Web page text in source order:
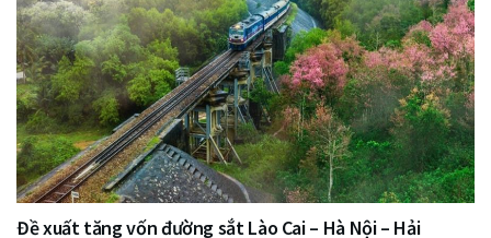
Đề xuất tăng vốn đường sắt Lào Cai – Hà Nội – Hải